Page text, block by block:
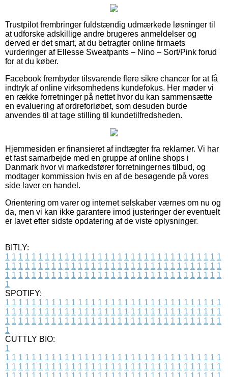
Trustpilot frembringer fuldstændig udmærkede løsninger til
at udforske adskillige andre brugeres anmeldelser og
derved er det smart, at du betragter online firmaets
vurderinger af Ellesse Sweatpants – Nino – Sort/Pink forud
for at du køber.
Facebook frembyder tilsvarende flere sikre chancer for at få
indtryk af online virksomhedens kundefokus. Her møder vi
en række forretninger på nettet hvor du kan sammensætte
en evaluering af ordreforløbet, som desuden burde
anvendes til at tage stilling til kundetilfredsheden.
Hjemmesiden er finansieret af indtægter fra reklamer. Vi har
et fast samarbejde med en gruppe af online shops i
Danmark hvor vi markedsfører forretningernes tilbud, og
modtager kommission hvis en af de besøgende på vores
side laver en handel.
Orientering om varer og internet selskaber værnes om nu og
da, men vi kan ikke garantere imod justeringer der eventuelt
er lavet efter sidste opdatering af de viste oplysninger.
BITLY:
1 1 1 1 1 1 1 1 1 1 1 1 1 1 1 1 1 1 1 1 1 1 1 1 1 1 1 1 1 1 1 1 1
1 1 1 1 1 1 1 1 1 1 1 1 1 1 1 1 1 1 1 1 1 1 1 1 1 1 1 1 1 1 1 1 1
1 1 1 1 1 1 1 1 1 1 1 1 1 1 1 1 1 1 1 1 1 1 1 1 1 1 1 1 1 1 1 1 1
1
SPOTIFY:
1 1 1 1 1 1 1 1 1 1 1 1 1 1 1 1 1 1 1 1 1 1 1 1 1 1 1 1 1 1 1 1 1
1 1 1 1 1 1 1 1 1 1 1 1 1 1 1 1 1 1 1 1 1 1 1 1 1 1 1 1 1 1 1 1 1
1 1 1 1 1 1 1 1 1 1 1 1 1 1 1 1 1 1 1 1 1 1 1 1 1 1 1 1 1 1 1 1 1
1
CUTTLY BIO:
1
1 1 1 1 1 1 1 1 1 1 1 1 1 1 1 1 1 1 1 1 1 1 1 1 1 1 1 1 1 1 1 1 1
1 1 1 1 1 1 1 1 1 1 1 1 1 1 1 1 1 1 1 1 1 1 1 1 1 1 1 1 1 1 1 1 1